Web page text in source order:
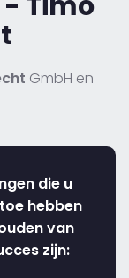
GmbH en
die u
hebben
van
zijn: